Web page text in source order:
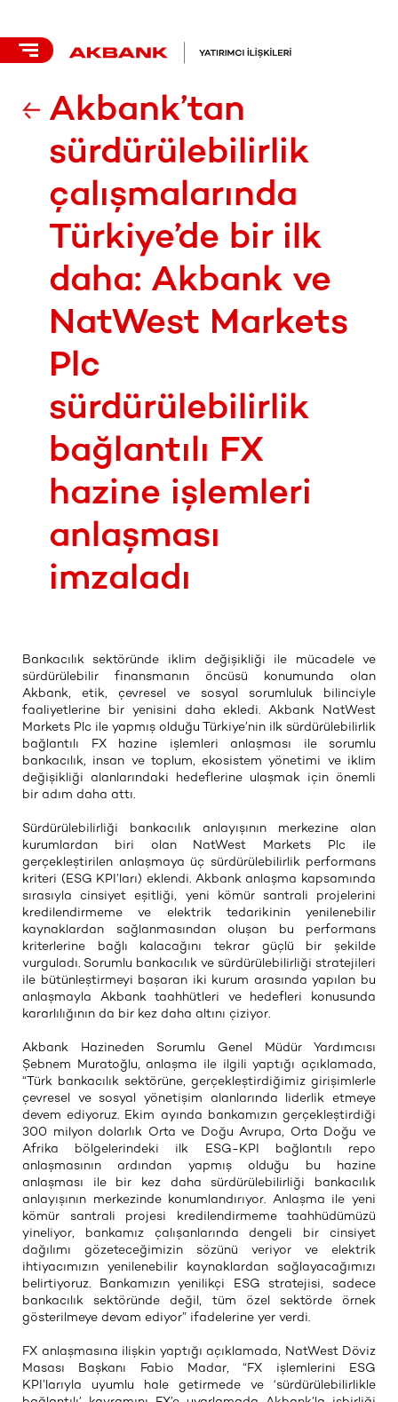
Akbank’tan
sürdürülebilirlik
çalışmalarında
Türkiye’de bir ilk
daha: Akbank ve
NatWest Markets
Plc
sürdürülebilirlik
bağlantılı FX
hazine işlemleri
anlaşması
imzaladı
Bankacılık sektöründe iklim değişikliği ile mücadele ve
sürdürülebilir finansmanın öncüsü konumunda olan
Akbank, etik, çevresel ve sosyal sorumluluk bilinciyle
faaliyetlerine bir yenisini daha ekledi. Akbank NatWest
Markets Plc ile yapmış olduğu Türkiye’nin ilk sürdürülebilirlik
bağlantılı FX hazine işlemleri anlaşması ile sorumlu
bankacılık, insan ve toplum, ekosistem yönetimi ve iklim
değişikliği alanlarındaki hedeflerine ulaşmak için önemli
bir adım daha attı.
Sürdürülebilirliği bankacılık anlayışının merkezine alan
kurumlardan biri olan NatWest Markets Plc ile
gerçekleştirilen anlaşmaya üç sürdürülebilirlik performans
kriteri (ESG KPI’ları) eklendi. Akbank anlaşma kapsamında
sırasıyla cinsiyet eşitliği, yeni kömür santrali projelerini
kredilendirmeme ve elektrik tedarikinin yenilenebilir
kaynaklardan sağlanmasından oluşan bu performans
kriterlerine bağlı kalacağını tekrar güçlü bir şekilde
vurguladı. Sorumlu bankacılık ve sürdürülebilirliği stratejileri
ile bütünleştirmeyi başaran iki kurum arasında yapılan bu
anlaşmayla Akbank taahhütleri ve hedefleri konusunda
kararlılığının da bir kez daha altını çiziyor.
Akbank Hazineden Sorumlu Genel Müdür Yardımcısı
Şebnem Muratoğlu, anlaşma ile ilgili yaptığı açıklamada,
“Türk bankacılık sektörüne, gerçekleştirdiğimiz girişimlerle
çevresel ve sosyal yönetişim alanlarında liderlik etmeye
devem ediyoruz. Ekim ayında bankamızın gerçekleştirdiği
300 milyon dolarlık Orta ve Doğu Avrupa, Orta Doğu ve
Afrika bölgelerindeki ilk ESG-KPI bağlantılı repo
anlaşmasının ardından yapmış olduğu bu hazine
anlaşması ile bir kez daha sürdürülebilirliği bankacılık
anlayışının merkezinde konumlandırıyor. Anlaşma ile yeni
kömür santrali projesi kredilendirmeme taahhüdümüzü
yineliyor, bankamız çalışanlarında dengeli bir cinsiyet
dağılımı gözeteceğimizin sözünü veriyor ve elektrik
ihtiyacımızın yenilenebilir kaynaklardan sağlayacağımızı
belirtiyoruz. Bankamızın yenilikçi ESG stratejisi, sadece
bankacılık sektöründe değil, tüm özel sektörde örnek
gösterilmeye devam ediyor” ifadelerine yer verdi.
FX anlaşmasına ilişkin yaptığı açıklamada, NatWest Döviz
Masası Başkanı Fabio Madar, “FX işlemlerini ESG
KPI’larıyla uyumlu hale getirmede ve ‘sürdürülebilirlikle